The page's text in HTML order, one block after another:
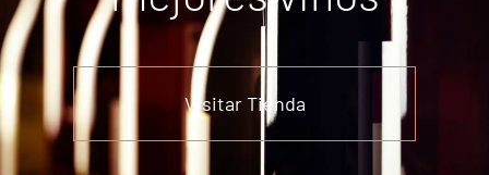
Visitar Tienda